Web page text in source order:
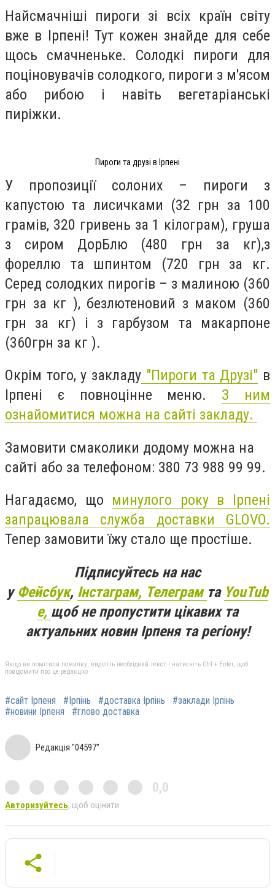
Найсмачніші пироги зі всіх країн світу
вже в Ірпені! Тут кожен знайде для себе
щось смачненьке. Солодкі пироги для
поціновувачів солодкого, пироги з м'ясом
або рибою і навіть вегетаріанські
пиріжки.
Пироги та друзі в Ірпені
У пропозиції солоних – пироги з
капустою та лисичками (32 грн за 100
грамів, 320 гривень за 1 кілограм), груша
з сиром ДорБлю (480 грн за кг),з
фореллю та шпинтом (720 грн за кг.
Серед солодких пирогів – з малиною (360
грн за кг ), безлютеновий з маком (360
грн за кг) і з гарбузом та макарпоне
(360грн за кг ).
Окрім того, у закладу "Пироги та Друзі" в
Ірпені є повноцінне меню. З ним
ознайомитися можна на сайті закладу.
Замовити смаколики додому можна на
сайті або за телефоном: 380 73 988 99 99.
Нагадаємо, що минулого року в Ірпені
запрацювала служба доставки GLOVO.
Тепер замовити їжу стало ще простіше.
Підписуйтесь на нас
уФейсбук, Інстаграм, Телеграм та YouTub
e, щоб не пропустити цікавих та
актуальних новин Ірпеня та регіону!
Якщо ви помітили помилку, виділіть необхідний текст і натисніть Ctrl + Enter, щоб
повідомити про це редакцію
#сайт Ірпеня #Ірпінь #доставка Ірпінь
#заклади Ірпінь
#новини Ірпеня
#глово доставка
Редакція "04597"
0,0
Авторизуйтесь, щоб оцінити